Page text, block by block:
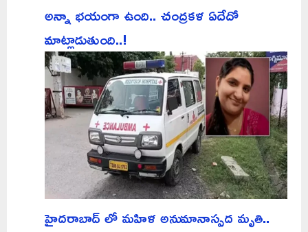
అన్నా భయంగా ఉంది.. చంద్రకళ ఏదేదో
మాట్లాడుతుంది..!
హైదరాబాద్ లో మహిళ అనుమానాస్పద మృతి..